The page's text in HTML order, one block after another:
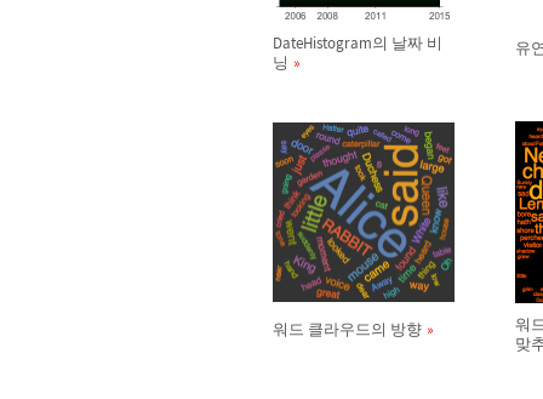
DateHistogram의 날짜 비
닝
유
워드 클라우드의 방향
워
맞